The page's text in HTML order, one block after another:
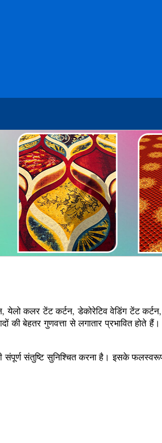
येलो कलर टेंट कर्टन, डेकोरेटिव वेडिंग टेंट
की बेहतर गुणवत्ता से लगातार प्रभावित
की संपूर्ण संतुष्टि सुनिश्चित करना है। इसके